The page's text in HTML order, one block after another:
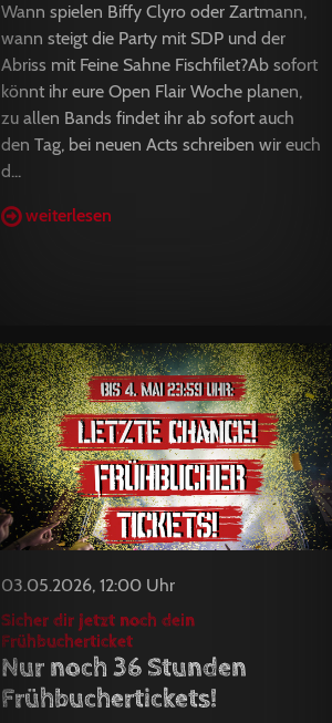
Wann spielen Biffy Clyro oder Zartmann,
wann steigt die Party mit SDP und der
Abriss mit Feine Sahne Fischfilet?Ab sofort
könnt ihr eure Open Flair Woche planen,
zu allen Bands findet ihr ab sofort auch
den Tag, bei neuen Acts schreiben wir euch
d...
weiterlesen
03.05.2026, 12:00 Uhr
Sicher dir jetzt noch dein
Frühbucherticket
Nur noch 36 Stunden
Frühbuchertickets!